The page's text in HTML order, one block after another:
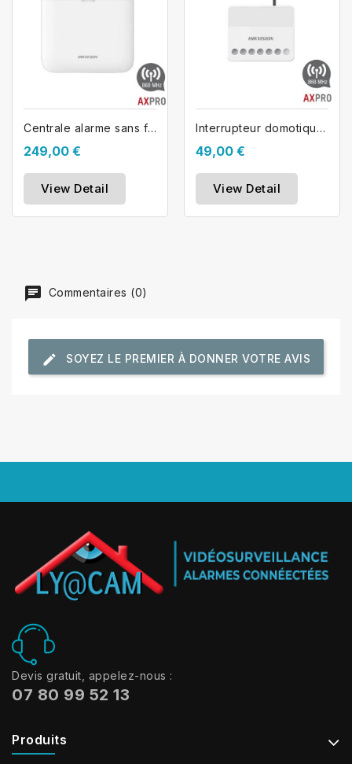
Centrale alarme sans fil AX PRO...
249,00 €
View Detail
Interrupteur domotique mural sans fil...
49,00 €
View Detail
Commentaires (0)
SOYEZ LE PREMIER À DONNER VOTRE AVIS
Devis gratuit, appelez-nous :
07 80 99 52 13
Produits